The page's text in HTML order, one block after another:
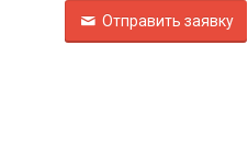
Отправить заявку